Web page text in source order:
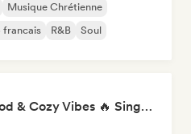
Musique Chrétienne
francais R&B Soul
Crackling Wood & Cozy Vibes 🔥 Singer-Songwriter, Dream Pop & Bedroom Pop